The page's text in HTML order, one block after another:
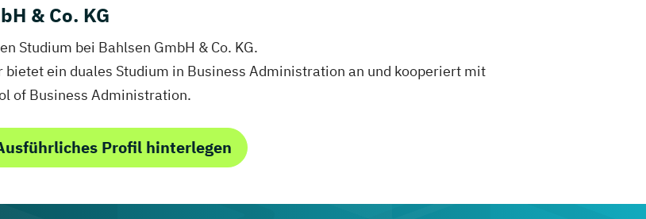
& Co. KG
Studium bei Bahlsen GmbH & Co. KG.
bietet ein duales Studium in Business Administration an und kooperiert mit
of Business Administration.
Profil hinterlegen